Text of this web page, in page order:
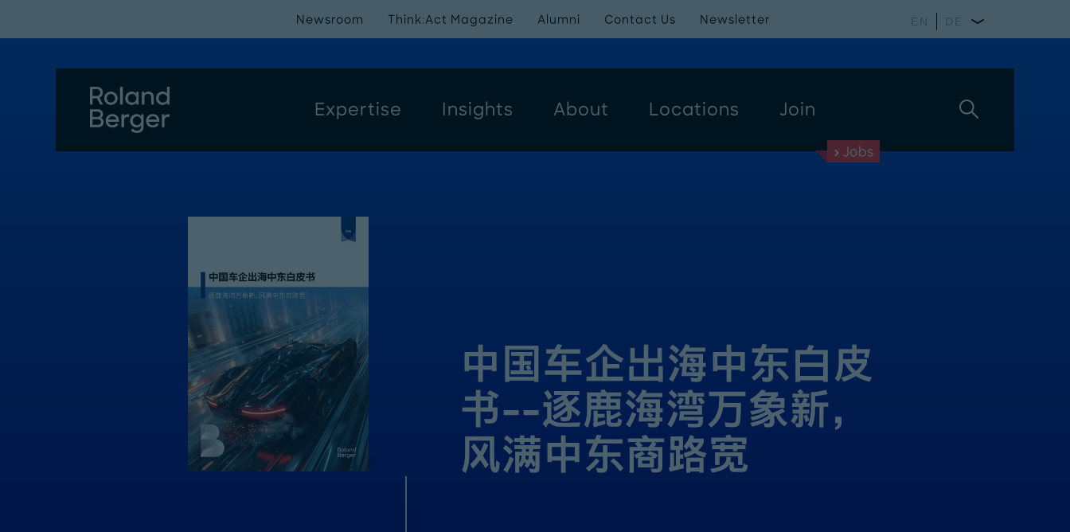
Expertise Insights About Locations Join
Newsroom Think:Act Magazine Alumni Contact Us Newsletter EN DE
Jobs
中国车企出海中东白皮
书--逐鹿海湾万象新，
风满中东商路宽